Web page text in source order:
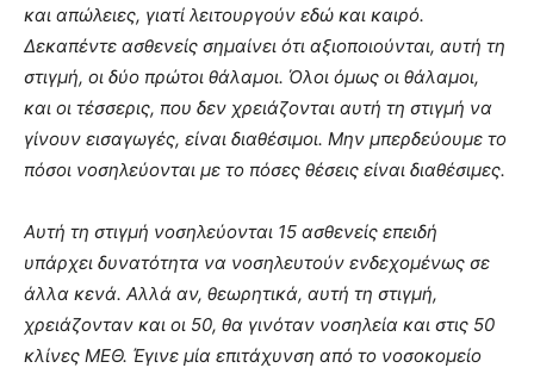
και απώλειες, γιατί λειτουργούν εδώ και καιρό.
Δεκαπέντε ασθενείς σημαίνει ότι αξιοποιούνται, αυτή τη
στιγμή, οι δύο πρώτοι θάλαμοι. Όλοι όμως οι θάλαμοι,
και οι τέσσερις, που δεν χρειάζονται αυτή τη στιγμή να
γίνουν εισαγωγές, είναι διαθέσιμοι. Μην μπερδεύουμε το
πόσοι νοσηλεύονται με το πόσες θέσεις είναι διαθέσιμες.
Αυτή τη στιγμή νοσηλεύονται 15 ασθενείς επειδή
υπάρχει δυνατότητα να νοσηλευτούν ενδεχομένως σε
άλλα κενά. Αλλά αν, θεωρητικά, αυτή τη στιγμή,
χρειάζονταν και οι 50, θα γινόταν νοσηλεία και στις 50
κλίνες ΜΕΘ. Έγινε μία επιτάχυνση από το νοσοκομείο